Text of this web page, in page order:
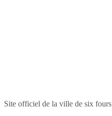
Site officiel de la ville de six fours